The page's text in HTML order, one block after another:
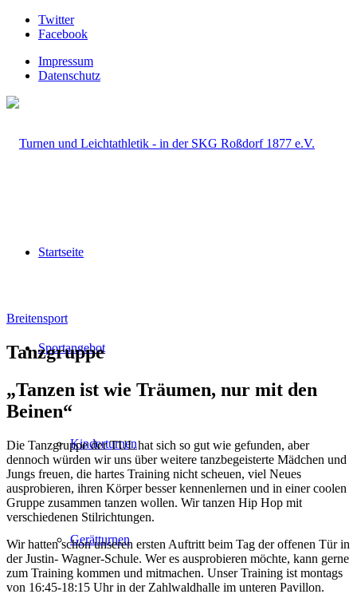
Twitter
Facebook
Impressum
Datenschutz
Startseite
Sportangebot
Kinderturnen
Gerätturnen
Breitensport
Tanzgruppe
„Tanzen ist wie Träumen, nur mit den
Beinen“
Die Tanzgruppe der TUL hat sich so gut wie gefunden, aber
dennoch würden wir uns über weitere tanzbegeisterte Mädchen und
Jungs freuen, die hartes Training nicht scheuen, viel Neues
ausprobieren, ihren Körper besser kennenlernen und in einer coolen
Gruppe zusammen tanzen wollen. Wir tanzen Hip Hop mit
verschiedenen Stilrichtungen.
Wir hatten schon unseren ersten Auftritt beim Tag der offenen Tür in
der Justin- Wagner-Schule. Wer es ausprobieren möchte, kann gerne
zum Training kommen und mitmachen. Unser Training ist montags
von 16:45-18:15 Uhr in der Zahlwaldhalle im unteren Pavillon.